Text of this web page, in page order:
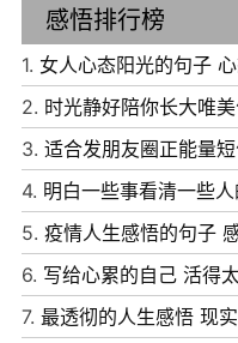
6、做一个清澈明净的女
感悟排行榜
1. 女人心态阳光的句子
2. 时光静好陪你长大唯
3. 适合发朋友圈正能量
4. 明白一些事看清一些
5. 疫情人生感悟的句子
6. 写给心累的自己 活得
7. 最透彻的人生感悟 现